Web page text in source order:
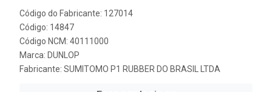
Código do Fabricante: 127014
Código: 14847
Código NCM: 40111000
Marca: DUNLOP
Fabricante: SUMITOMO P1 RUBBER DO BRASIL LTDA